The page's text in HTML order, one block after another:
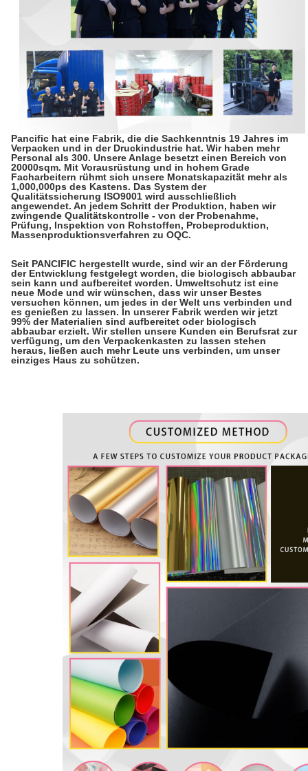
Pancific hat eine Fabrik, die die Sachkenntnis 19 Jahres im
Verpacken und in der Druckindustrie hat. Wir haben mehr
Personal als 300. Unsere Anlage besetzt einen Bereich von
20000sqm. Mit Vorausrüstung und in hohem Grade
Facharbeitern rühmt sich unsere Monatskapazität mehr als
1,000,000ps des Kastens. Das System der
Qualitätssicherung ISO9001 wird ausschließlich
angewendet. An jedem Schritt der Produktion, haben wir
zwingende Qualitätskontrolle - von der Probenahme,
Prüfung, Inspektion von Rohstoffen, Probeproduktion,
Massenproduktionsverfahren zu OQC.
Seit PANCIFIC hergestellt wurde, sind wir an der Förderung
der Entwicklung festgelegt worden, die biologisch abbaubar
sein kann und aufbereitet worden. Umweltschutz ist eine
neue Mode und wir wünschen, dass wir unser Bestes
versuchen können, um jedes in der Welt uns verbinden und
es genießen zu lassen. In unserer Fabrik werden wir jetzt
99% der Materialien sind aufbereitet oder biologisch
abbaubar erzielt. Wir stellen unsere Kunden ein Berufsrat zur
verfügung, um den Verpackenkasten zu lassen stehen
heraus, ließen auch mehr Leute uns verbinden, um unser
einziges Haus zu schützen.